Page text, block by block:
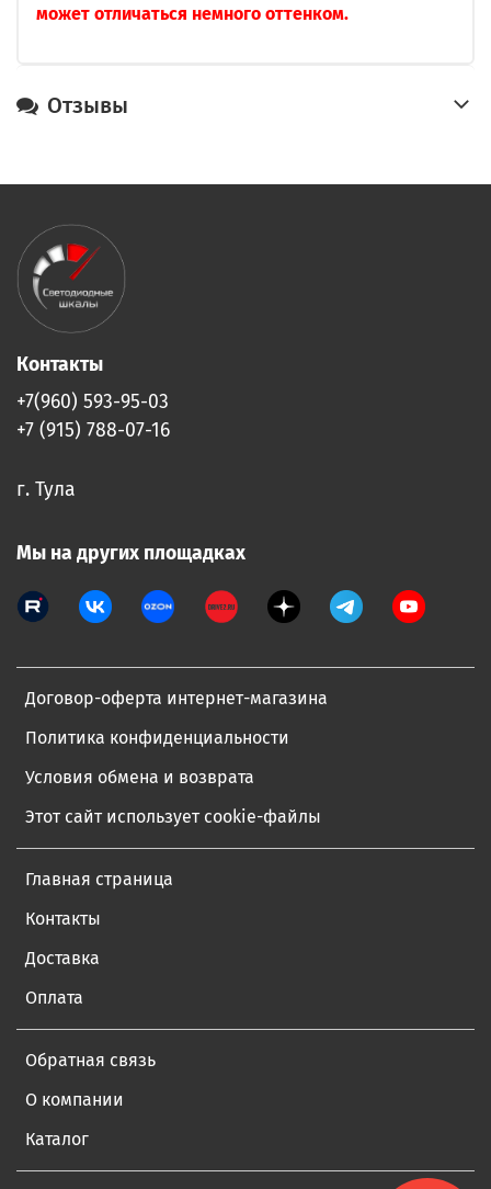
может отличаться немного оттенком.
Отзывы
Договор-оферта интернет-магазина
Политика конфиденциальности
Условия обмена и возврата
Этот сайт использует cookie-файлы
Главная страница
Контакты
Доставка
Оплата
Обратная связь
О компании
Каталог
Контакты
+7(960) 593-95-03
+7 (915) 788-07-16
г. Тула
Мы на других площадках